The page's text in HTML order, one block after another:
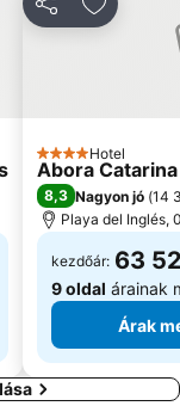
Megosztás
4 Kategória
Hotel
Abora
8,3 Nagyon jó (14
Playa del Inglés,
kezdőár: 63
9 oldal árainak
Árak